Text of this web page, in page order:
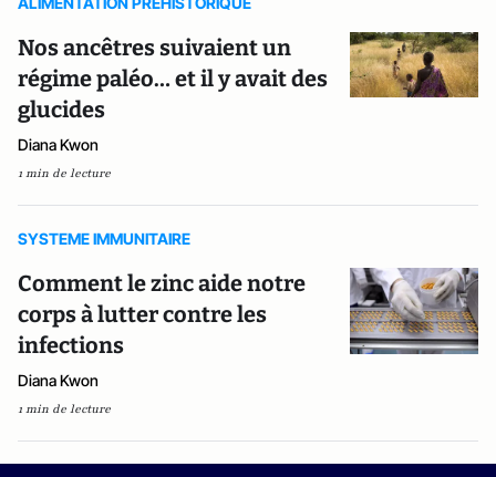
Nos ancêtres suivaient un
régime paléo… et il y avait des
glucides
Diana Kwon
1 min de lecture
SYSTEME IMMUNITAIRE
Comment le zinc aide notre
corps à lutter contre les
infections
Diana Kwon
1 min de lecture